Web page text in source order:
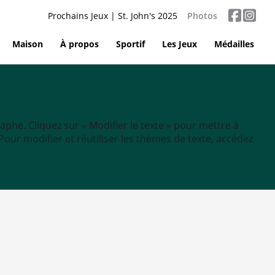
Prochains Jeux | St. John's 2025 Photos
Maison À propos Sportif Les Jeux Médailles
Cliquez sur « Modifier le texte » pour mettre à
modifier et réutiliser les thèmes de texte, accédez